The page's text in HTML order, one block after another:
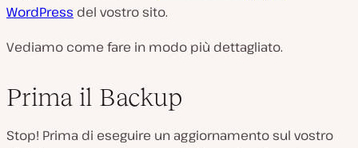
WordPress del vostro sito.
Vediamo come fare in modo più dettagliato.
Prima il Backup
Stop! Prima di eseguire un aggiornamento sul vostro